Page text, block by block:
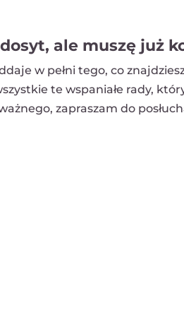
ale muszę już
w pełni tego, co
te wspaniałe rady,
zapraszam do